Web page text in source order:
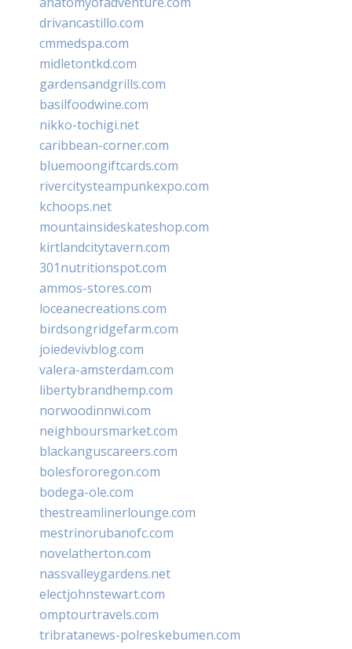
drivancastillo.com
cmmedspa.com
midletontkd.com
gardensandgrills.com
basilfoodwine.com
nikko-tochigi.net
caribbean-corner.com
bluemoongiftcards.com
rivercitysteampunkexpo.com
kchoops.net
mountainsideskateshop.com
kirtlandcitytavern.com
301nutritionspot.com
ammos-stores.com
loceanecreations.com
birdsongridgefarm.com
joiedevivblog.com
valera-amsterdam.com
libertybrandhemp.com
norwoodinnwi.com
neighboursmarket.com
blackanguscareers.com
bolesfororegon.com
bodega-ole.com
thestreamlinerlounge.com
mestrinorubanofc.com
novelatherton.com
nassvalleygardens.net
electjohnstewart.com
omptourtravels.com
tribratanews-polreskebumen.com